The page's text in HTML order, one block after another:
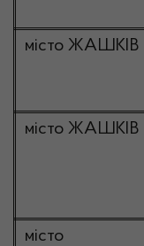
місто ЖАШКІВ
місто ЖАШКІВ
місто